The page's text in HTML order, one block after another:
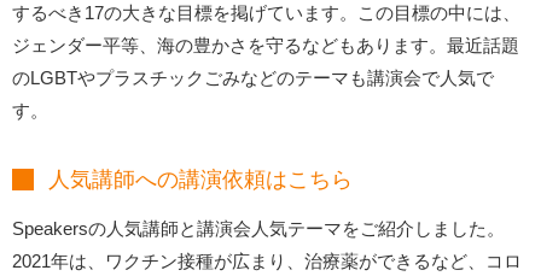
するべき17の大きな目標を掲げています。この目標の中には、
ジェンダー平等、海の豊かさを守るなどもあります。最近話題
のLGBTやプラスチックごみなどのテーマも講演会で人気で
す。
人気講師への講演依頼はこちら
Speakersの人気講師と講演会人気テーマをご紹介しました。
2021年は、ワクチン接種が広まり、治療薬ができるなど、コロ